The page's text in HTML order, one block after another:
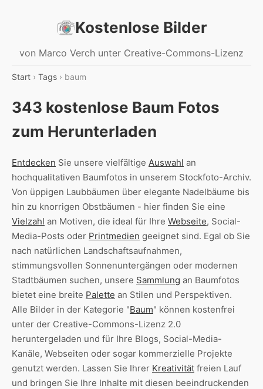
Kostenlose Bilder
von Marco Verch unter Creative-Commons-Lizenz
Start › Tags › baum
343 kostenlose Baum Fotos
zum Herunterladen
Entdecken Sie unsere vielfältige Auswahl an
hochqualitativen Baumfotos in unserem Stockfoto-Archiv.
Von üppigen Laubbäumen über elegante Nadelbäume bis
hin zu knorrigen Obstbäumen - hier finden Sie eine
Vielzahl an Motiven, die ideal für Ihre Webseite, Social-
Media-Posts oder Printmedien geeignet sind. Egal ob Sie
nach natürlichen Landschaftsaufnahmen,
stimmungsvollen Sonnenuntergängen oder modernen
Stadtbäumen suchen, unsere Sammlung an Baumfotos
bietet eine breite Palette an Stilen und Perspektiven.
Alle Bilder in der Kategorie "Baum" können kostenfrei
unter der Creative-Commons-Lizenz 2.0
heruntergeladen und für Ihre Blogs, Social-Media-
Kanäle, Webseiten oder sogar kommerzielle Projekte
genutzt werden. Lassen Sie Ihrer Kreativität freien Lauf
und bringen Sie Ihre Inhalte mit diesen beeindruckenden